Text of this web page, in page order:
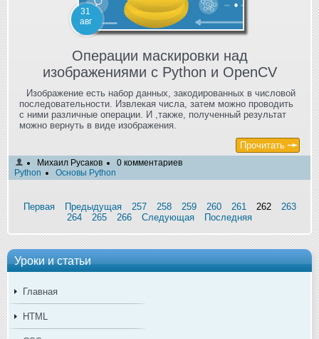
Уроки и статьи
Главная
HTML
31
авг
Операции маскировки над
изображениями с Python и OpenCV
Изображение есть набор данных, закодированных в числовой
последовательности. Извлекая числа, затем можно проводить
с ними различные операции. И ,также, полученный результат
можно вернуть в виде изображения.
Прочитать
Михаил Русаков
0 комментариев
Python
Основы Python
Первая Предыдущая 257 258 259 260 261 262
263
264
265 266 Следующая Последняя